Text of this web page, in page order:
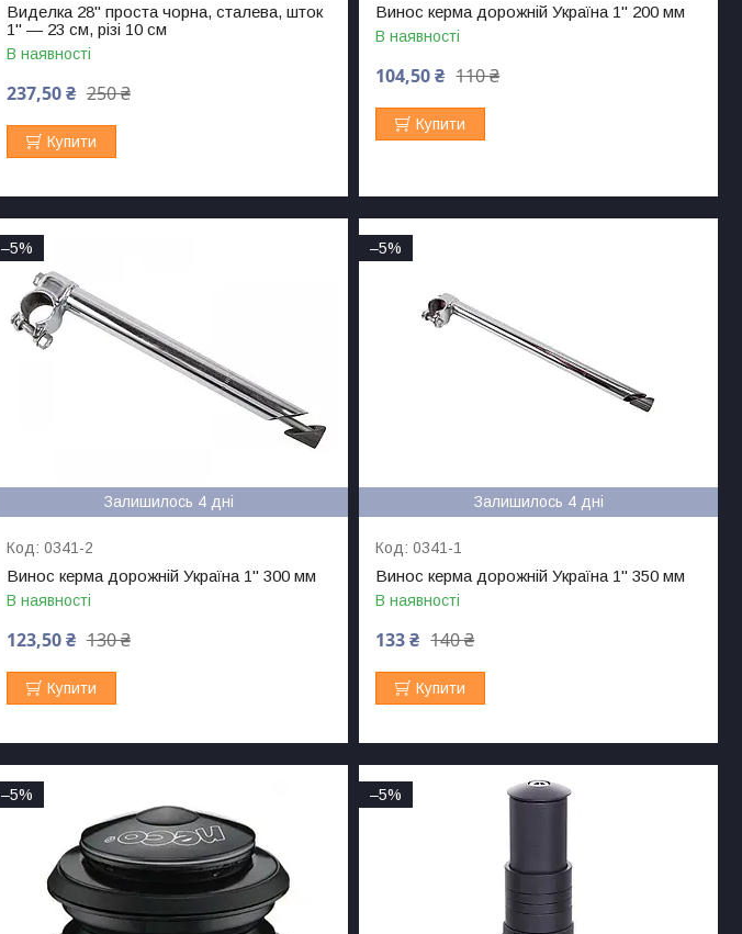
Виделка 28" проста чорна, сталева, шток
1" — 23 см, різі 10 см
В наявності
250 ₴
237,50 ₴
Купити
Винос керма дорожній Україна 1" 200 мм
В наявності
110 ₴
104,50 ₴
Купити
–5%
Залишилось 4 дні
0341-2
Винос керма дорожній Україна 1" 300 мм
В наявності
130 ₴
123,50 ₴
Купити
–5%
Залишилось 4 дні
0341-1
Винос керма дорожній Україна 1" 350 мм
В наявності
140 ₴
133 ₴
Купити
–5% –5%